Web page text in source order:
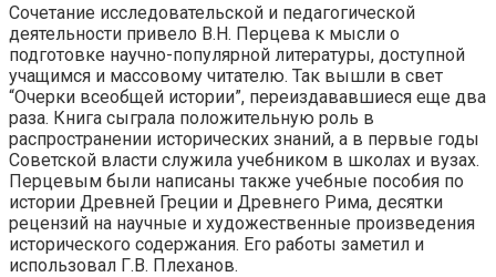
Сочетание исследовательской и педагогической
деятельности привело В.Н. Перцева к мысли о
подготовке научно-популярной литературы, доступной
учащимся и массовому читателю. Так вышли в свет
“Очерки всеобщей истории”, переиздававшиеся еще два
раза. Книга сыграла положительную роль в
распространении исторических знаний, а в первые годы
Советской власти служила учебником в школах и вузах.
Перцевым были написаны также учебные пособия по
истории Древней Греции и Древнего Рима, десятки
рецензий на научные и художественные произведения
исторического содержания. Его работы заметил и
использовал Г.В. Плеханов.